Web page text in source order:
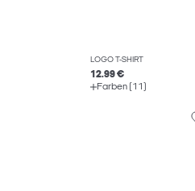
LOGO T-SHIRT
12.99 €
Farben (11)